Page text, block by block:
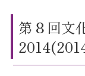
第８回文